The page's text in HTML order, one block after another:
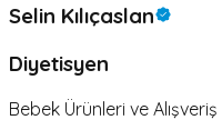
Selin Kılıçaslan
Diyetisyen
Bebek Ürünleri ve Alışveriş